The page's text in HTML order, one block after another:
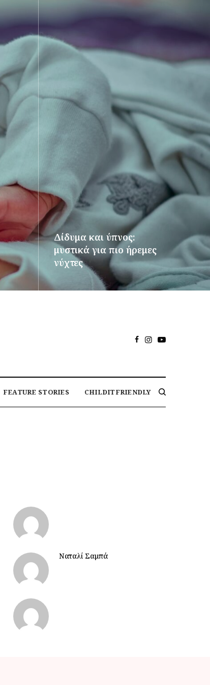
Δίδυμα και ύπνος:
μυστικά για πιο ήρεμες
νύχτες
ΠΕΡΙΣΣΌΤΕΡΑ
FEATURE STORIES CHILDITFRIENDLY
Ναταλί Σαμπά